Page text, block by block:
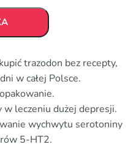
trazodon bez recepty,
w całej Polsce.
leczeniu dużej depresji.
wychwytu serotoniny
5-HT2.